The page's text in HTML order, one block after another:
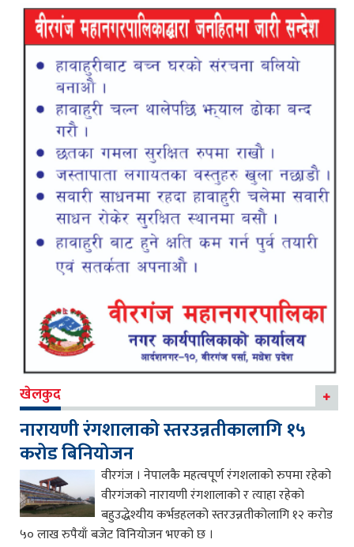
खेलकुद
नारायणी रंगशालाको स्तरउन्नतीकालागि १५
करोड बिनियोजन
वीरगंज । नेपालकै महत्वपूर्ण रंगशलाको रुपमा रहेको
वीरगंजको नारायणी रंगशालाको र त्याहा रहेको
बहुउद्धेश्यीय कर्भडहलको स्तरउन्नतीकोलागि १२ करोड
५० लाख रुपैयाँ बजेट विनियोजन भएको छ ।